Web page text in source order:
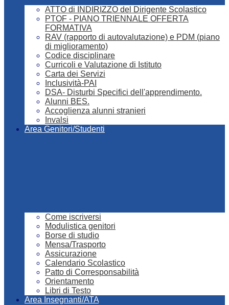
ATTO di INDIRIZZO del Dirigente Scolastico
PTOF - PIANO TRIENNALE OFFERTA
FORMATIVA
RAV (rapporto di autovalutazione) e PDM (piano
di miglioramento)
Codice disciplinare
Curricoli e Valutazione di Istituto
Carta dei Servizi
Inclusività-PAI
DSA- Disturbi Specifici dell'apprendimento.
Alunni BES.
Accoglienza alunni stranieri
Invalsi
Area Genitori/Studenti
Come iscriversi
Modulistica genitori
Borse di studio
Mensa/Trasporto
Assicurazione
Calendario Scolastico
Patto di Corresponsabilità
Orientamento
Libri di Testo
Area Insegnanti/ATA